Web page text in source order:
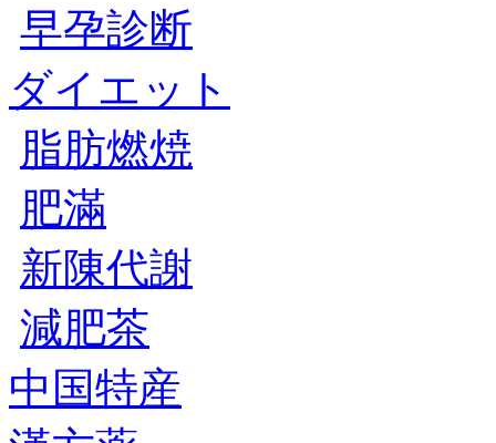
早孕診断
ダイエット
脂肪燃焼
肥滿
新陳代謝
減肥茶
中国特産